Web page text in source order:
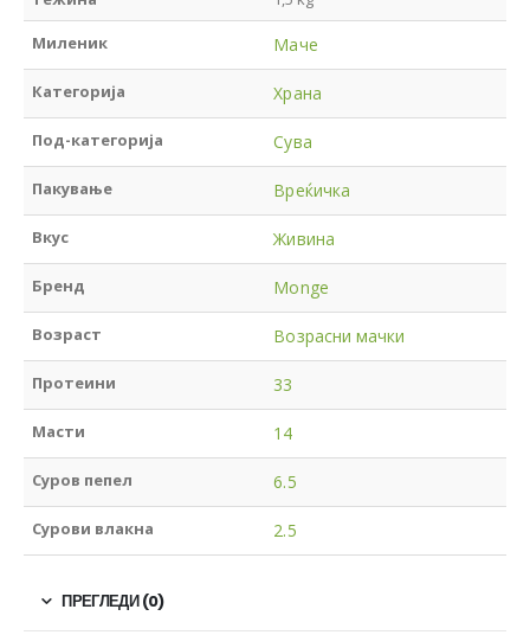
Миленик Маче
Категорија Храна
Под-категорија Сува
Пакување Вреќичка
Вкус Живина
Бренд Monge
Возраст Возрасни мачки
Протеини 33
Масти 14
Суров пепел 6.5
Сурови влакна 2.5
ПРЕГЛЕДИ (0)